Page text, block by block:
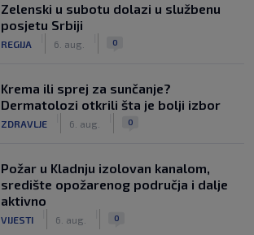
Zelenski u subotu dolazi u službenu
posjetu Srbiji
REGIJA 6. aug. 0
Krema ili sprej za sunčanje?
Dermatolozi otkrili šta je bolji izbor
ZDRAVLJE 6. aug. 0
Požar u Kladnju izolovan kanalom,
središte opožarenog područja i dalje
aktivno
VIJESTI 6. aug. 0